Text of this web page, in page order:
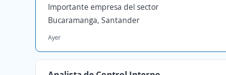
Importante empresa del sector
Bucaramanga, Santander
Ayer